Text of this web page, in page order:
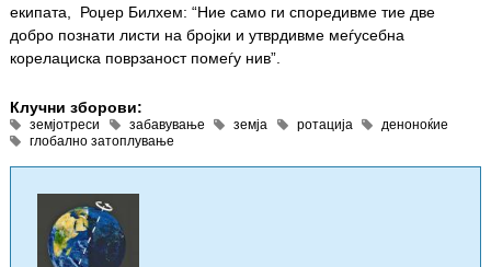
екипата, Роџер Билхем: “Ние само ги споредивме тие две
добро познати листи на бројки и утврдивме меѓусебна
корелациска поврзаност помеѓу нив”.
Клучни зборови:
земјотреси забавување земја ротација
деноноќие
глобално затоплување